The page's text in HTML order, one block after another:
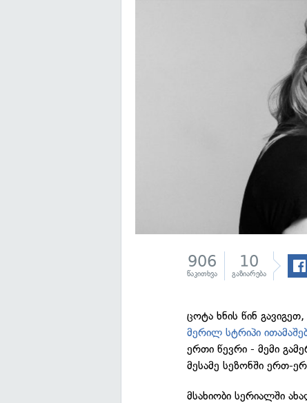
906
წაკითხვა
10
გაზიარება
ცოტა ხნის წინ
მერილ სტრიპი
ერთი წევრი - მემი
მესამე სეზონში
მსახიობი სერიალში